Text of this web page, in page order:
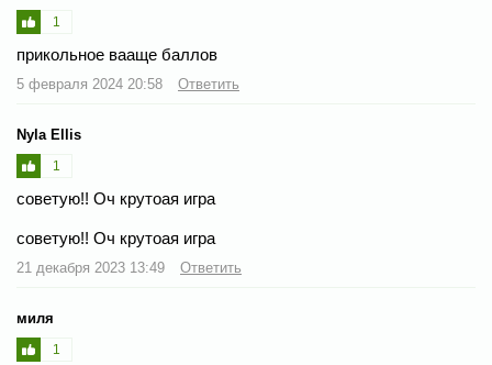
1
прикольное вааще баллов
5 февраля 2024 20:58 Ответить
Nyla Ellis
1
советую!! Оч крутоая игра
советую!! Оч крутоая игра
21 декабря 2023 13:49 Ответить
миля
1